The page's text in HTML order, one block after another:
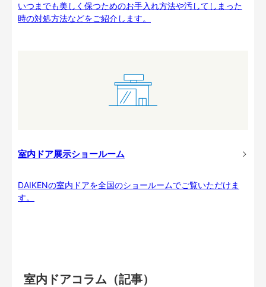
いつまでも美しく保つためのお手入れ方法や汚してしまった
時の対処方法などをご紹介します。
室内ドア展示ショールーム
DAIKENの室内ドアを全国のショールームでご覧いただけま
す。
室内ドアコラム（記事）